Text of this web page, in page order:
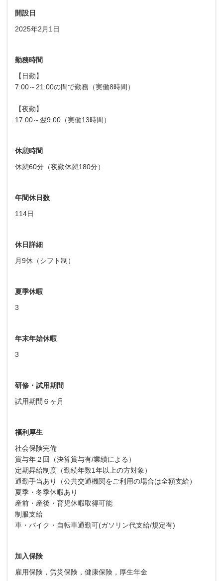
開設日
2025年2月1日
勤務時間
【日勤】
7:00～21:00の間で勤務（実働8時間）
【夜勤】
17:00～翌9:00（実働13時間）
休憩時間
休憩60分（夜勤休憩180分）
年間休日数
114日
休日詳細
月9休（シフト制）
夏季休暇
3
年末年始休暇
3
研修・試用期間
試用期間６ヶ月
福利厚生
社会保険完備
賞与年２回（決算賞与有/業績による）
定期昇給制度（勤続年数1年以上の方対象）
通勤手当あり（公共交通機関をご利用の場合は全額支給）
夏季・冬季休暇あり
産前・産後・育児休暇取得可能
制服支給
車・バイク・自転車通勤可(ガソリン代支給/規定有)
加入保険
雇用保険，労災保険，健康保険，厚生年金